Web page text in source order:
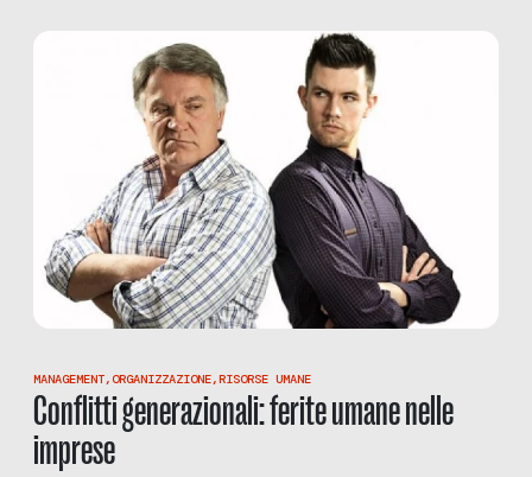
MANAGEMENT,ORGANIZZAZIONE,RISORSE UMANE
Conflitti generazionali: ferite umane nelle
imprese